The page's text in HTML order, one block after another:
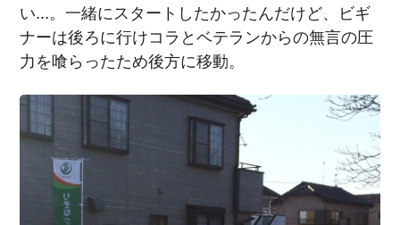
い…。一緒にスタートしたかったんだけど、ビギ
ナーは後ろに行けコラとベテランからの無言の圧
力を喰らったため後方に移動。